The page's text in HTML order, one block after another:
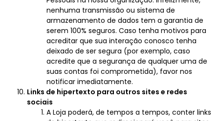
nenhuma transmissão ou sistema de
armazenamento de dados tem a garantia de
serem 100% seguros. Caso tenha motivos para
acreditar que sua interação conosco tenha
deixado de ser segura (por exemplo, caso
acredite que a segurança de qualquer uma de
suas contas foi comprometida), favor nos
notificar imediatamente.
Links de hipertexto para outros sites e redes
sociais
A Loja poderá, de tempos a tempos, conter links